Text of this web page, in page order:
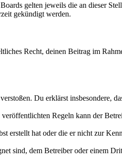
gelten jeweils die an dieser
gekündigt werden.
Recht, deinen Beitrag im
Du erklärst insbesondere,
Regeln kann der
erstellt hat oder die er nicht zur
sind, dem Betreiber oder einem